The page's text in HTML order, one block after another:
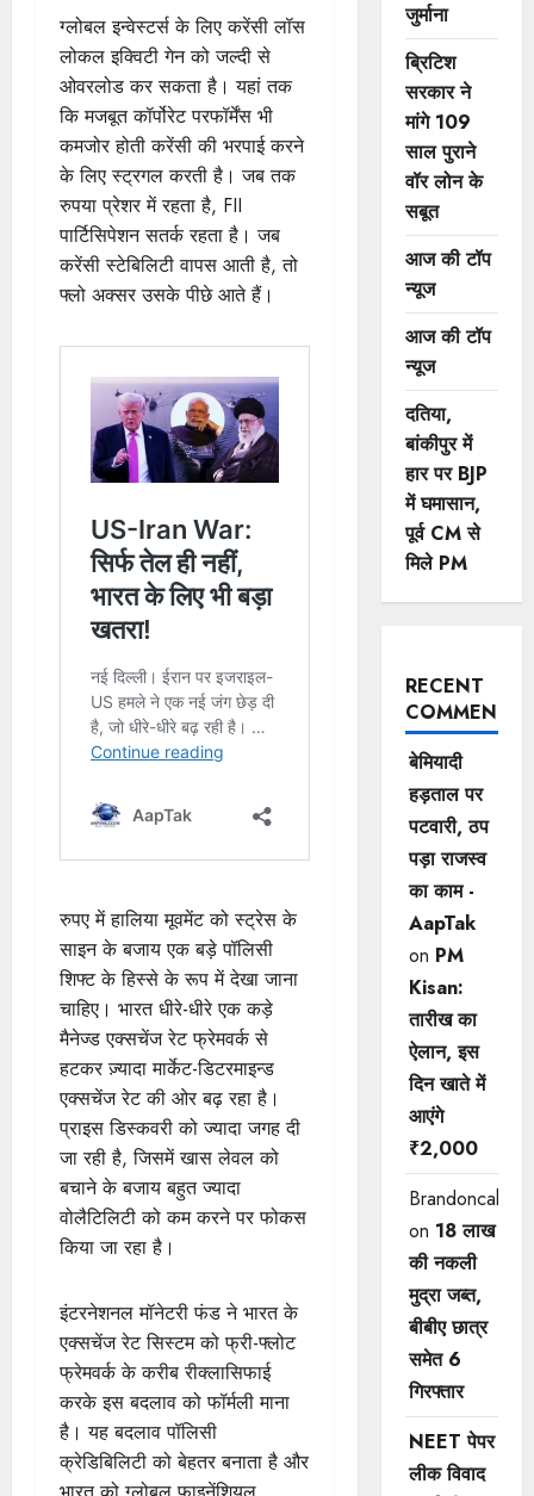
ग्लोबल इन्वेस्टर्स के लिए करेंसी लॉस
लोकल इक्विटी गेन को जल्दी से
ओवरलोड कर सकता है। यहां तक ​​
कि मजबूत कॉर्पोरेट परफॉर्मेंस भी
कमजोर होती करेंसी की भरपाई करने
के लिए स्ट्रगल करती है। जब तक
रुपया प्रेशर में रहता है, FII
पार्टिसिपेशन सतर्क रहता है। जब
करेंसी स्टेबिलिटी वापस आती है, तो
फ्लो अक्सर उसके पीछे आते हैं।
रुपए में हालिया मूवमेंट को स्ट्रेस के
साइन के बजाय एक बड़े पॉलिसी
शिफ्ट के हिस्से के रूप में देखा जाना
चाहिए। भारत धीरे-धीरे एक कड़े
मैनेज्ड एक्सचेंज रेट फ्रेमवर्क से
हटकर ज़्यादा मार्केट-डिटरमाइन्ड
एक्सचेंज रेट की ओर बढ़ रहा है।
प्राइस डिस्कवरी को ज्यादा जगह दी
जा रही है, जिसमें खास लेवल को
बचाने के बजाय बहुत ज्यादा
वोलैटिलिटी को कम करने पर फोकस
किया जा रहा है।
इंटरनेशनल मॉनेटरी फंड ने भारत के
एक्सचेंज रेट सिस्टम को फ्री-फ्लोट
फ्रेमवर्क के करीब रीक्लासिफाई
करके इस बदलाव को फॉर्मली माना
है। यह बदलाव पॉलिसी
क्रेडिबिलिटी को बेहतर बनाता है और
जुर्माना
ब्रिटिश
सरकार ने
मांगे 109
साल पुराने
वॉर लोन के
सबूत
आज की टॉप
न्यूज
आज की टॉप
न्यूज
दतिया,
बांकीपुर में
हार पर BJP
में घमासान,
पूर्व CM से
मिले PM
RECENT
COMMENTS
बेमियादी
हड़ताल पर
पटवारी, ठप
पड़ा राजस्व
का काम -
AapTak
on PM
Kisan:
तारीख का
ऐलान, इस
दिन खाते में
आएंगे
₹2,000
Brandoncah
on 18 लाख
की नकली
मुद्रा जब्त,
बीबीए छात्र
समेत 6
गिरफ्तार
NEET पेपर
लीक विवाद